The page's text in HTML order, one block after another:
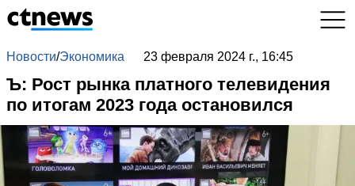
Новости/Экономика 23 февраля 2024 г., 16:45
Ъ: Рост рынка платного телевидения
по итогам 2023 года остановился